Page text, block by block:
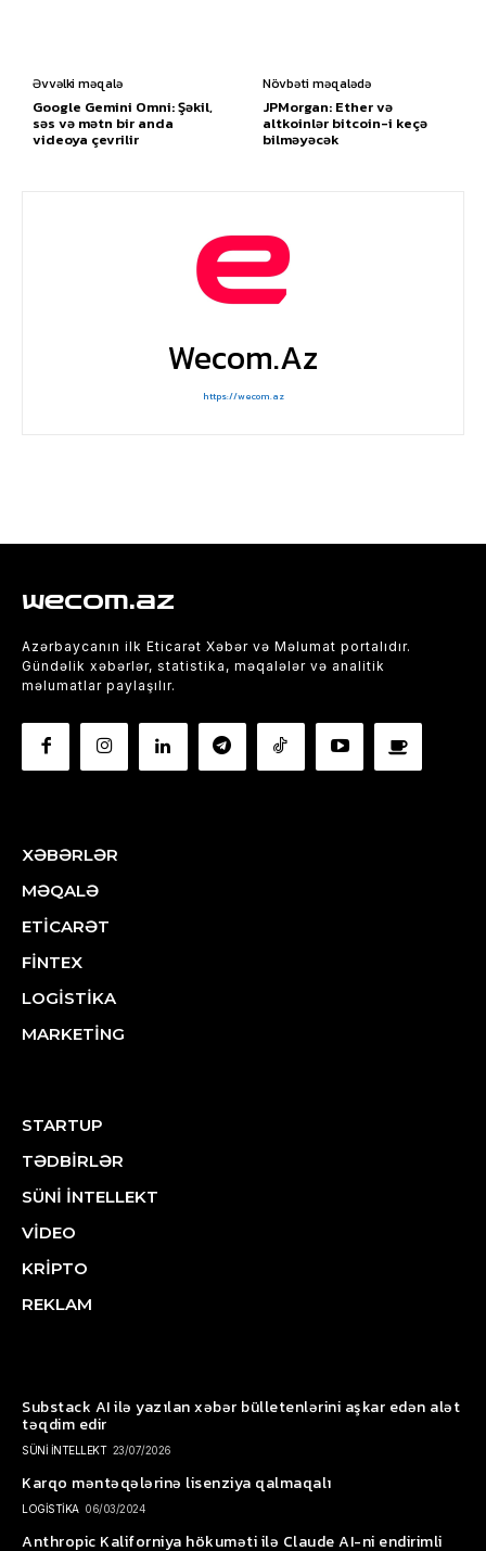
Əvvəlki məqalə
Google Gemini Omni: Şəkil,
səs və mətn bir anda
videoya çevrilir
Növbəti məqalədə
JPMorgan: Ether və
altkoinlər bitcoin-i keçə
bilməyəcək
Wecom.az
https://wecom.az
wecom.az
Azərbaycanın ilk Eticarət Xəbər və Məlumat portalıdır.
Gündəlik xəbərlər, statistika, məqalələr və analitik
məlumatlar paylaşılır.
XƏBƏRLƏR
MƏQALƏ
ETİCARƏT
FİNTEX
LOGİSTİKA
MARKETİNG
STARTUP
TƏDBİRLƏR
SÜNİ İNTELLEKT
VİDEO
KRİPTO
REKLAM
Substack AI ilə yazılan xəbər bülletenlərini aşkar edən alət
təqdim edir
SÜNİ İNTELLEKT 23/07/2026
Karqo məntəqələrinə lisenziya qalmaqalı
LOGİSTİKA 06/03/2024
Anthropic Kaliforniya hökuməti ilə Claude AI-ni endirimli